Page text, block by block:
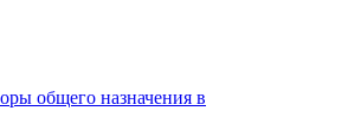
общего назначения в